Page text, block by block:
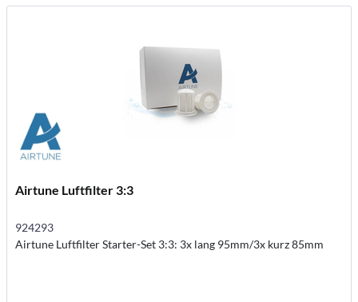
Airtune Luftfilter 3:3
924293
Airtune Luftfilter Starter-Set 3:3: 3x lang 95mm/3x kurz 85mm